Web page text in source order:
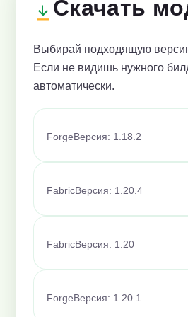
Скачать
Выбирай подходящую
Если не видишь нужного
автоматически.
Forge Версия: 1.18.2
FabricВерсия: 1.20.4
FabricВерсия: 1.20
Forge Версия: 1.20.1